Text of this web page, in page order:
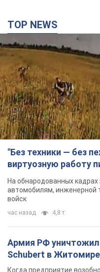
"Без техники — без
виртуозную работу
На обнародованных
автомобилям, инженерной
войск
час назад 4,8 т.
Schubert в
Когда предприятие
2 часа назад 9,1 т.
Киево-Печерскую
"монстром"? Почему
отказались
небоскреба
Какая реакция Кличко на
5 часов назад 61,3 т.